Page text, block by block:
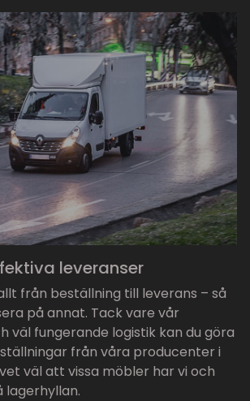
leveranser
från beställning till leverans – så
på annat. Tack vare vår
väl fungerande logistik kan du göra
från våra producenter i
väl att vissa möbler har vi och
lagerhyllan.